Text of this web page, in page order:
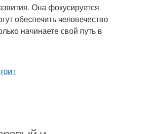
Она фокусируется
обеспечить человечество
начинаете свой путь в